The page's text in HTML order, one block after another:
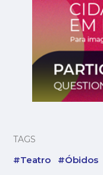
TAGS
#Teatro #Óbidos